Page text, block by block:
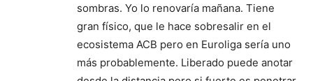
sombras. Yo lo renovaría mañana. Tiene
gran físico, que le hace sobresalir en el
ecosistema ACB pero en Euroliga sería uno
más probablemente. Liberado puede anotar